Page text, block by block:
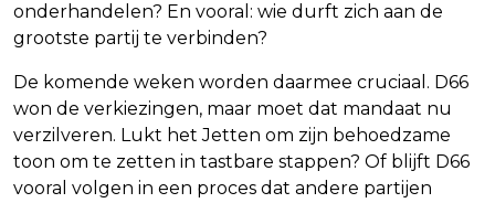
onderhandelen? En vooral: wie durft zich aan de
grootste partij te verbinden?
De komende weken worden daarmee cruciaal. D66
won de verkiezingen, maar moet dat mandaat nu
verzilveren. Lukt het Jetten om zijn behoedzame
toon om te zetten in tastbare stappen? Of blijft D66
vooral volgen in een proces dat andere partijen